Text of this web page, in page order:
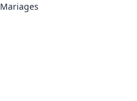
Mariages